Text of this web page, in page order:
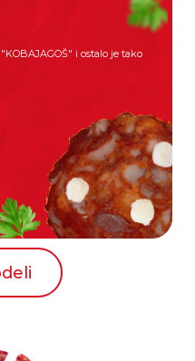
i ostalo je tako